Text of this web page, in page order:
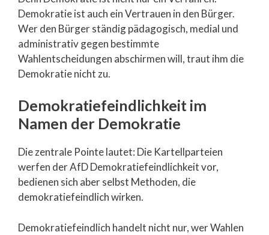
Demokratie ist auch ein Vertrauen in den Bürger.
Wer den Bürger ständig pädagogisch, medial und
administrativ gegen bestimmte
Wahlentscheidungen abschirmen will, traut ihm die
Demokratie nicht zu.
Demokratiefeindlichkeit im
Namen der Demokratie
Die zentrale Pointe lautet: Die Kartellparteien
werfen der AfD Demokratiefeindlichkeit vor,
bedienen sich aber selbst Methoden, die
demokratiefeindlich wirken.
Demokratiefeindlich handelt nicht nur, wer Wahlen